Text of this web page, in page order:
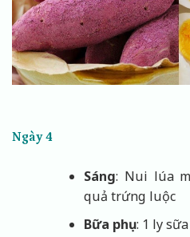
Ngày 4
Sáng: Nui lúa
quả trứng luộc
Bữa phụ: 1 ly